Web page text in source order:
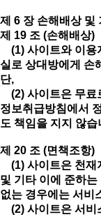
제 6 장 손해배상 및
제 19 조 (손해배상)
(1) 사이트와 이용
실로 상대방에게 손
단,
(2) 사이트은 무료
정보취급방침에서
도 책임을 지지 않습
제 20 조 (면책조항)
(1) 사이트은 천재
및 기타 이에 준하
없는 경우에는 서비
(2) 사이트은 서비